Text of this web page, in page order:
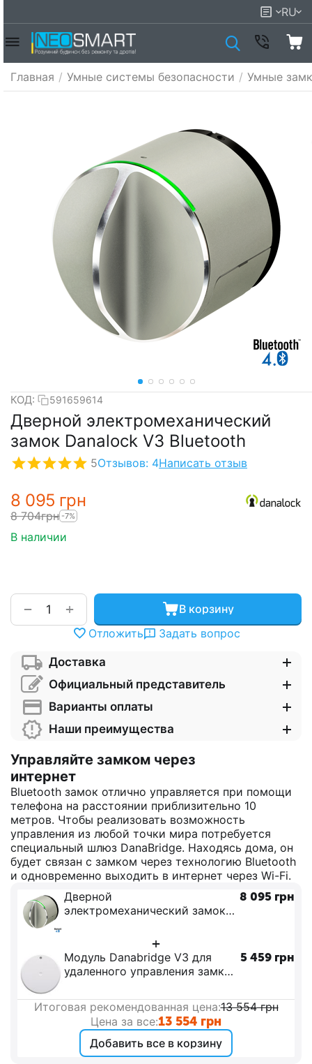
RU
Главная / Умные системы безопасности / Умные
КОД: 591659614
Дверной электромеханический
замок Danalock V3 Bluetooth
5Отзывов: 4Написать отзыв
8 095 грн
8 704грн -7%
В наличии
+
−
В корзину
Отложить
Задать вопрос
Доставка
Официальный представитель
Варианты оплаты
Наши преимущества
Управляйте замком через
интернет
Bluetooth замок отлично управляется при помощи
телефона на расстоянии приблизительно 10
метров. Чтобы реализовать возможность
управления из любой точки мира потребуется
специальный шлюз DanaBridge. Находясь дома, он
будет связан с замком через технологию Bluetooth
и одновременно выходить в интернет через Wi-Fi.
Дверной
электромеханический замок
8 095 грн
+
Модуль Danabridge V3 для
удаленного управления замком
5 459 грн
Итоговая рекомендованная цена:13 554грн
Цена за все:13 554 грн
Добавить все в корзину